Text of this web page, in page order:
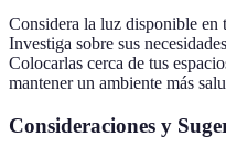
Considera la luz disponible en
Investiga sobre sus
Colocarlas cerca de tus
mantener un ambiente más
Consideraciones y